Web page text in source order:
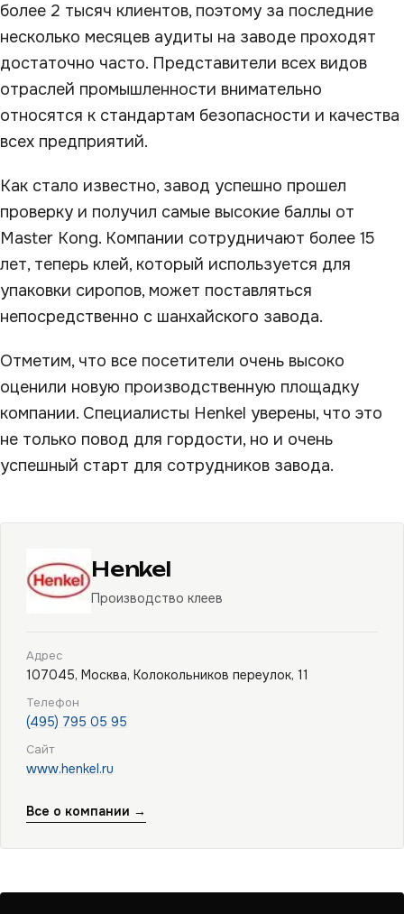
более 2 тысяч клиентов, поэтому за последние
несколько месяцев аудиты на заводе проходят
достаточно часто. Представители всех видов
отраслей промышленности внимательно
относятся к стандартам безопасности и качества
всех предприятий.
Как стало известно, завод успешно прошел
проверку и получил самые высокие баллы от
Master Kong. Компании сотрудничают более 15
лет, теперь клей, который используется для
упаковки сиропов, может поставляться
непосредственно с шанхайского завода.
Отметим, что все посетители очень высоко
оценили новую производственную площадку
компании. Специалисты Henkel уверены, что это
не только повод для гордости, но и очень
успешный старт для сотрудников завода.
Henkel
Производство клеев
Адрес
107045, Москва, Колокольников переулок, 11
Телефон
(495) 795 05 95
Сайт
www.henkel.ru
Все о компании →